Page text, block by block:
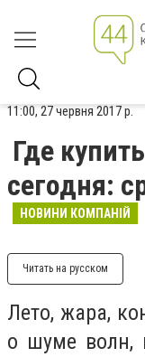
11:00, 27 червня 2017 р.
Где
сегодня:
НОВИНИ КОМПАНІЙ
Читать на русском
Лето, жара,
о шуме волн,